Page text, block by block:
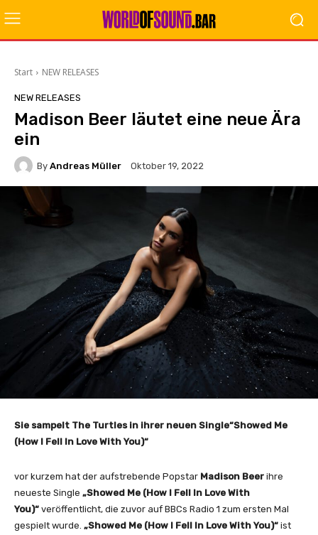
Start NEW RELEASES
NEW RELEASES
Madison Beer läutet eine neue Ära
ein
By Andreas Müller Oktober 19, 2022
Sie sampelt The Turtles in ihrer neuen Single“Showed Me
(How I Fell In Love With You)“
vor kurzem hat der aufstrebende Popstar Madison Beer ihre
neueste Single „Showed Me (How I Fell In Love With
You)“ veröffentlicht, die zuvor auf BBCs Radio 1 zum ersten Mal
gespielt wurde. „Showed Me (How I Fell In Love With You)“ ist